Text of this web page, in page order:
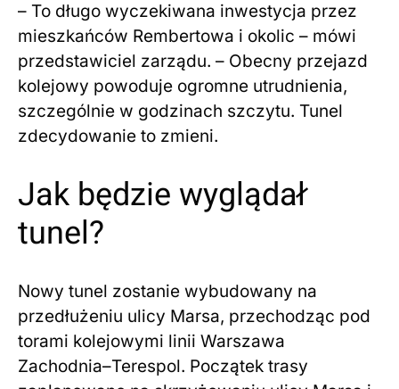
– To długo wyczekiwana inwestycja przez
mieszkańców Rembertowa i okolic – mówi
przedstawiciel zarządu. – Obecny przejazd
kolejowy powoduje ogromne utrudnienia,
szczególnie w godzinach szczytu. Tunel
zdecydowanie to zmieni.
Jak będzie wyglądał
tunel?
Nowy tunel zostanie wybudowany na
przedłużeniu ulicy Marsa, przechodząc pod
torami kolejowymi linii Warszawa
Zachodnia–Terespol. Początek trasy